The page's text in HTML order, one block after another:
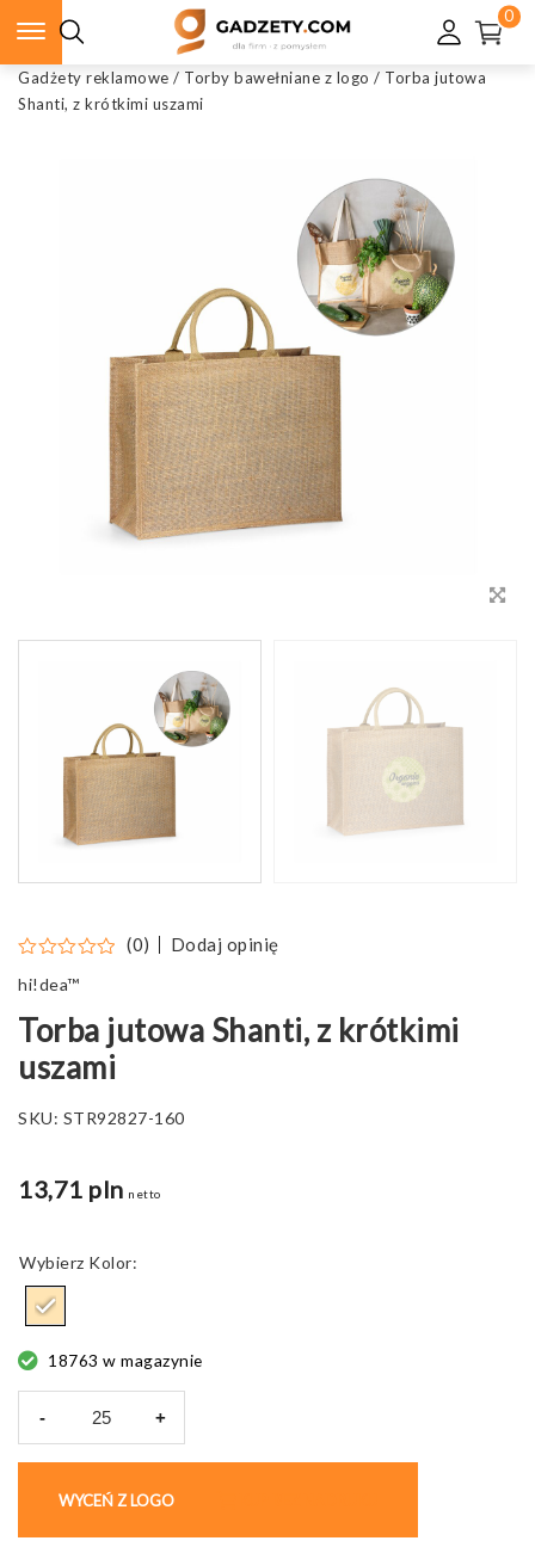
0
Gadżety reklamowe / Torby bawełniane z logo / Torba jutowa
Shanti, z krótkimi uszami
(0) Dodaj opinię
hi!dea™
Torba jutowa Shanti, z krótkimi
uszami
SKU: STR92827-160
13,71 pln netto
Kolor
18763 w magazynie
-
Shanti,
z
+
WYCEŃ Z LOGO